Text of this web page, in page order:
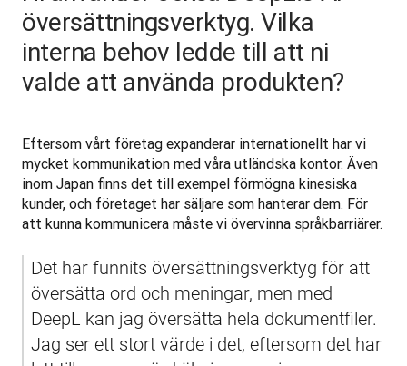
översättningsverktyg. Vilka
interna behov ledde till att ni
valde att använda produkten?
Eftersom vårt företag expanderar internationellt har vi
mycket kommunikation med våra utländska kontor. Även
inom Japan finns det till exempel förmögna kinesiska
kunder, och företaget har säljare som hanterar dem. För
att kunna kommunicera måste vi övervinna språkbarriärer.
Det har funnits översättningsverktyg för att
översätta ord och meningar, men med
DeepL kan jag översätta hela dokumentfiler.
Jag ser ett stort värde i det, eftersom det har